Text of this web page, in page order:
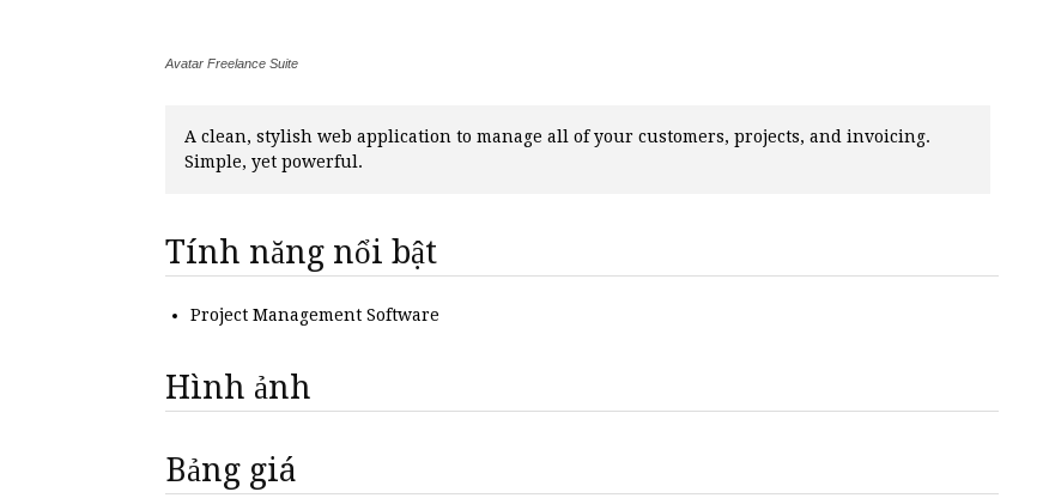
Avatar Freelance Suite
A clean, stylish web application to manage all of your customers, projects, and invoicing.
Simple, yet powerful.
Tính năng nổi bật
Project Management Software
Hình ảnh
Bảng giá